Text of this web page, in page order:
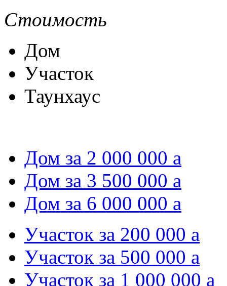
Стоимость
Дом
Участок
Таунхаус
Дом за 2 000 000 a
Дом за 3 500 000 a
Дом за 6 000 000 a
Участок за 200 000 a
Участок за 500 000 a
Участок за 1 000 000 a